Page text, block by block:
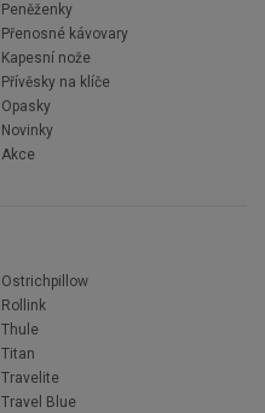
Peněženky
Přenosné kávovary
Kapesní nože
Přívěsky na klíče
Opasky
Novinky
Akce
Ostrichpillow
Rollink
Thule
Titan
Travelite
Travel Blue